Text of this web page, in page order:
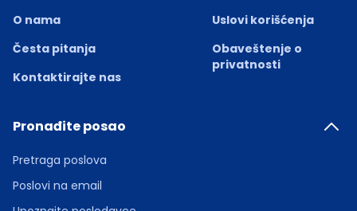
O nama
Česta pitanja
Kontaktirajte nas
Uslovi korišćenja
Obaveštenje o
privatnosti
Pronađite posao
Pretraga poslova
Poslovi na email